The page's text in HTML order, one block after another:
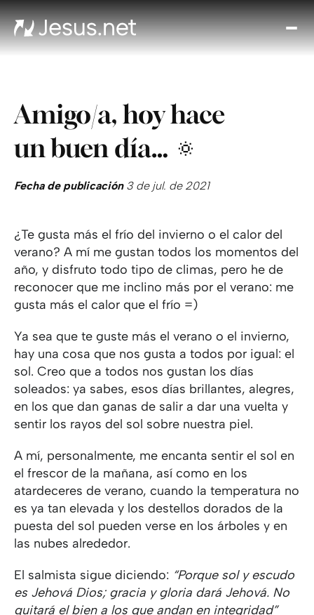
Amigo/a, hoy hace
un buen día… 🔅
Fecha de publicación3 de jul. de 2021
¿Te gusta más el frío del invierno o el calor del
verano? A mí me gustan todos los momentos del
año, y disfruto todo tipo de climas, pero he de
reconocer que me inclino más por el verano: me
gusta más el calor que el frío =)
Ya sea que te guste más el verano o el invierno,
hay una cosa que nos gusta a todos por igual: el
sol. Creo que a todos nos gustan los días
soleados: ya sabes, esos días brillantes, alegres,
en los que dan ganas de salir a dar una vuelta y
sentir los rayos del sol sobre nuestra piel.
A mí, personalmente, me encanta sentir el sol en
el frescor de la mañana, así como en los
atardeceres de verano, cuando la temperatura no
es ya tan elevada y los destellos dorados de la
puesta del sol pueden verse en los árboles y en
las nubes alrededor.
El salmista sigue diciendo: “Porque sol y escudo
es Jehová Dios; gracia y gloria dará Jehová. No
quitará el bien a los que andan en integridad”